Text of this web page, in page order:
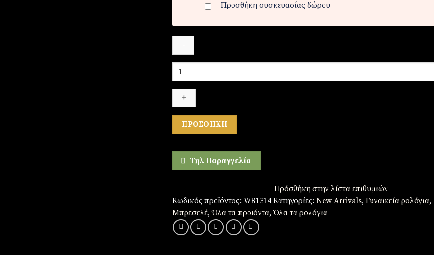
Προσθήκη συσκευασίας δώρου
Γυναικείο
ποσότητα
ΠΡΟΣΘΉΚΗ
Τηλ Παραγγελία
Πρόσθήκη στην λίστα επιθυμιών
Κωδικός προϊόντος: WR1314 Κατηγορίες: New Arrivals, Γυναικεία ρολόγια,
Μπρεσελέ,Όλα τα προϊόντα,Όλα τα ρολόγια